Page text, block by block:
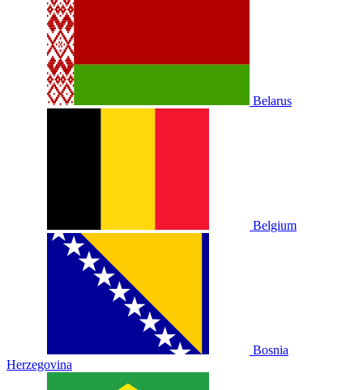
Belarus
Belgium
Bosnia
Herzegovina